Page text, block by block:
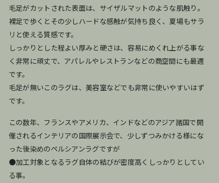
毛足がカットされた表面は、サイザルマットのような肌触り。
裸足で歩くとその少しハードな感触が気持ち良く、夏場もサラ
リと使える質感です。
しっかりとした程よい厚みと硬さは、容易にめくれ上がる事な
く非常に頑丈で、アパレルやレストランなどの商空間にも最適
です。
毛足が無いこのラグは、美容室などでも非常に使いやすいはず
です。
この数年、フランスやアメリカ、インドなどのアジア諸国で開
催されるインテリアの国際展示会で、少しずつみかける様にな
った後染めのペルシアンラグですが
●加工対象となるラグ自体の結びが密度高くしっかりとしてい
る事。